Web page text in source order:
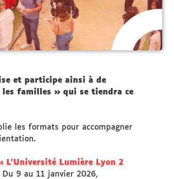
et participe ainsi à de
les familles » qui se tiendra ce
les formats pour accompagner
L’Université Lumière Lyon 2
9 au 11 janvier 2026,